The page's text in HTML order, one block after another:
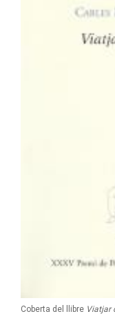
Coberta del llibre Viatjar